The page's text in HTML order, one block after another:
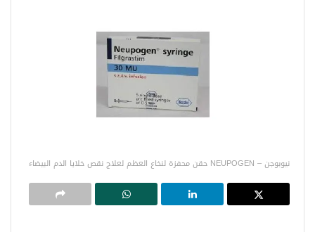
نيوبوجن – NEUPOGEN حقن محفزة لنخاع العظم لعلاج نقص خلايا الدم البيضاء